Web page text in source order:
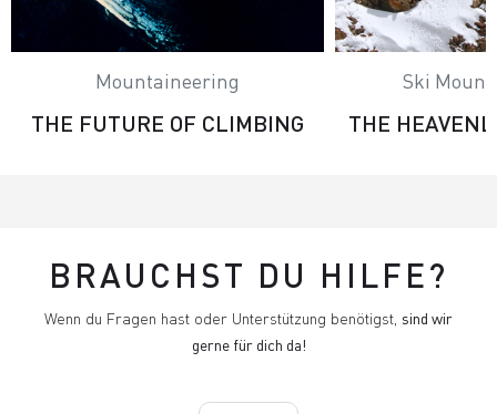
Mountaineering
THE FUTURE OF CLIMBING
Ski
THE
BRAUCHST DU HILFE?
Wenn du Fragen hast oder Unterstützung benötigst, sind wir
gerne für dich da!